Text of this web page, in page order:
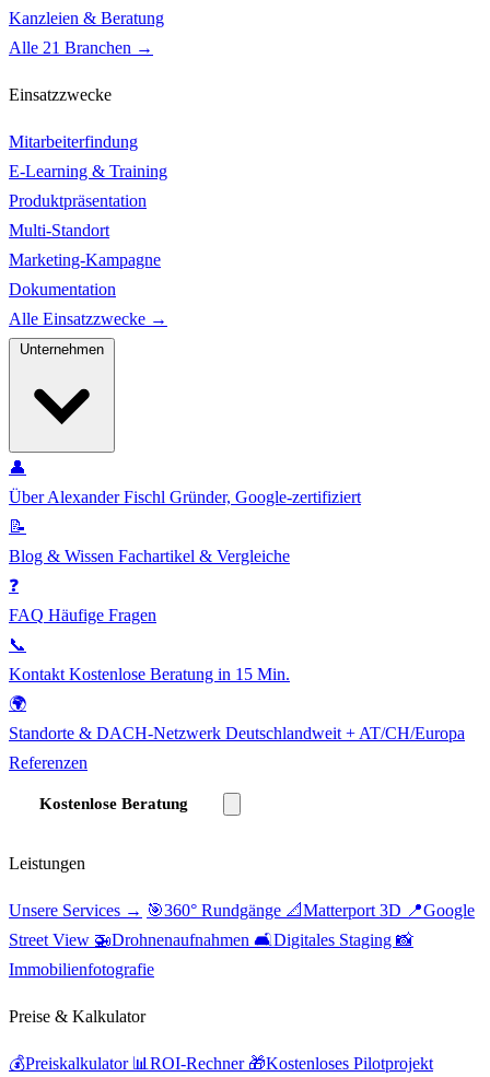
Kanzleien & Beratung
Alle 21 Branchen →
Einsatzzwecke
Mitarbeiterfindung
E-Learning & Training
Produktpräsentation
Multi-Standort
Marketing-Kampagne
Dokumentation
Alle Einsatzzwecke →
👤
Über Alexander Fischl Gründer, Google-zertifiziert
📝
Blog & Wissen Fachartikel & Vergleiche
❓
FAQ Häufige Fragen
📞
Kontakt Kostenlose Beratung in 15 Min.
🌍
Standorte & DACH-Netzwerk Deutschlandweit + AT/CH/Europa
Referenzen
Kostenlose Beratung
Leistungen
Unsere Services → 🎯360° Rundgänge 📐Matterport 3D 📍Google
Street View 🚁Drohnenaufnahmen 🛋️Digitales Staging 📸
Immobilienfotografie
Preise & Kalkulator
💰Preiskalkulator 📊 ROI-Rechner 🎁Kostenloses Pilotprojekt